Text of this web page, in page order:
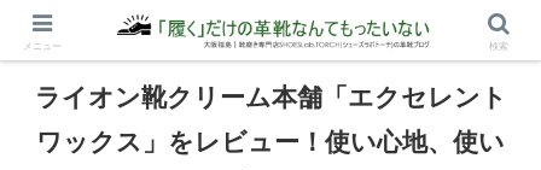
ライオン靴クリーム本舗「エクセレント
ワックス」をレビュー！使い心地、使い
2021.02.25 2021.12.09
メニュー 検索